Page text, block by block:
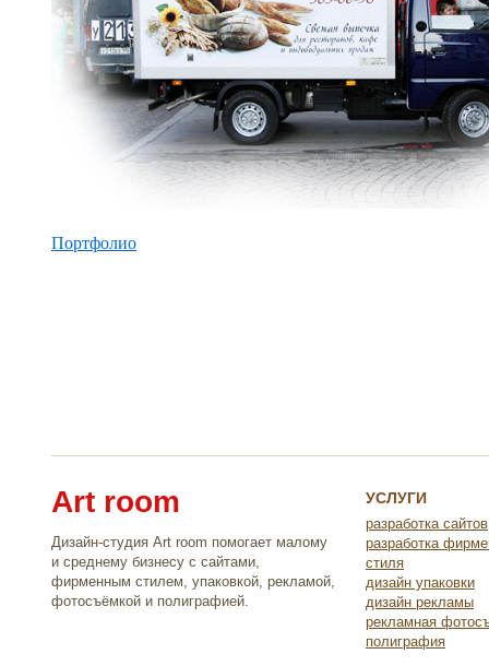
Портфолио
Art room
Дизайн-студия Art room помогает малому
и среднему бизнесу с сайтами,
фирменным стилем, упаковкой, рекламой,
фотосъёмкой и полиграфией.
УСЛУГИ
разработка сайтов
разработка
стиля
дизайн упаковки
дизайн рекламы
рекламная
полиграфия